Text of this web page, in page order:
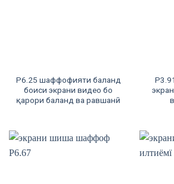
P6.25 шаффофияти баланд
боиси экрани видео бо
қарори баланд ва равшанӣ